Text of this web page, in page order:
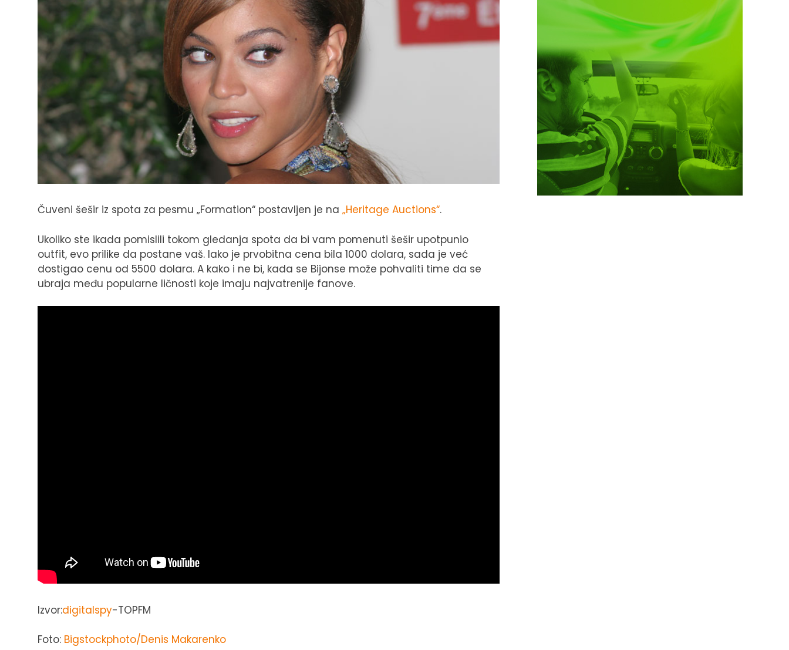
Čuveni šešir iz spota za pesmu „Formation“ postavljen je na „Heritage Auctions“.
Ukoliko ste ikada pomislili tokom gledanja spota da bi vam pomenuti šešir upotpunio
outfit, evo prilike da postane vaš. Iako je prvobitna cena bila 1000 dolara, sada je već
dostigao cenu od 5500 dolara. A kako i ne bi, kada se Bijonse može pohvaliti time da se
ubraja među popularne ličnosti koje imaju najvatrenije fanove.
Izvor:digitalspy-TOPFM
Foto: Bigstockphoto/Denis Makarenko